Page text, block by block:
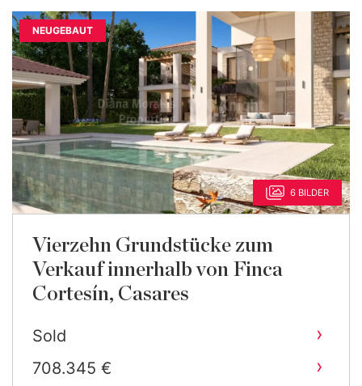
NEUGEBAUT
6 BILDER
Vierzehn Grundstücke zum
Verkauf innerhalb von Finca
Cortesín, Casares
Sold ›
708.345 € ›